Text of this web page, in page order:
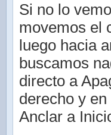
Si no lo
movemos el
luego hacia
buscamos
directo a
derecho y
Anclar a